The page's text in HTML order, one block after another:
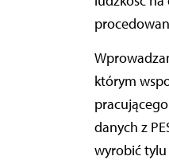
którym
danych z
wyrobić